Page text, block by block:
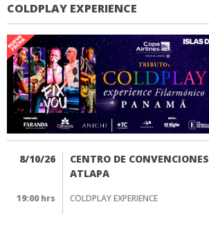
COLDPLAY EXPERIENCE
8/10/26
CENTRO DE CONVENCIONES
ATLAPA
19:00 hrs COLDPLAY EXPERIENCE